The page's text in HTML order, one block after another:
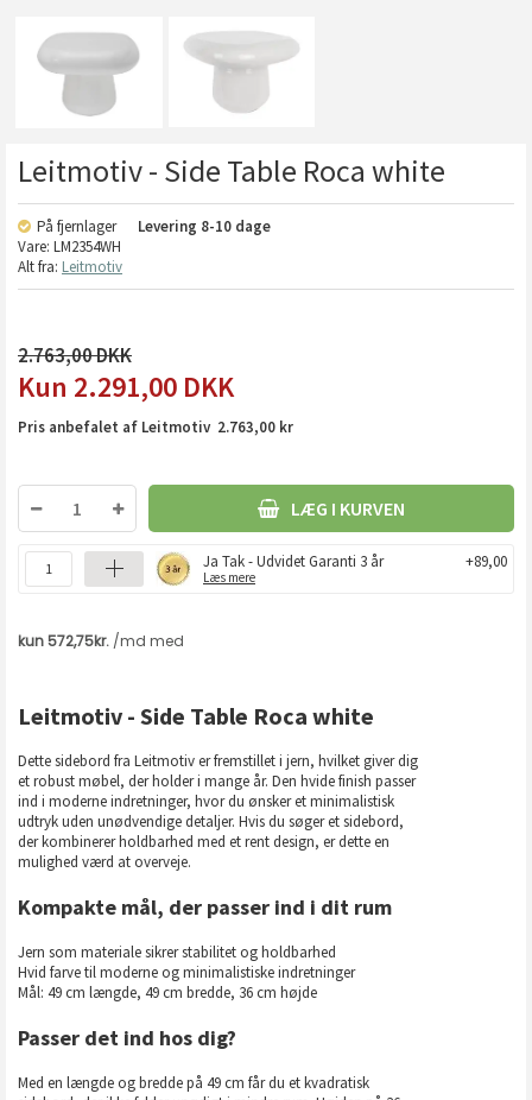
Leitmotiv - Side Table Roca white
På fjernlager Levering 8-10 dage
Vare: LM2354WH
Alt fra: Leitmotiv
2.763,00
2.291,00 DKK
Pris anbefalet af Leitmotiv 2.763,00 kr
LÆG I KURVEN
Ja Tak - Udvidet Garanti 3 år
Læs mere
+89,00
Leitmotiv - Side Table Roca white
Dette sidebord fra Leitmotiv er fremstillet i jern, hvilket giver dig
et robust møbel, der holder i mange år. Den hvide finish passer
ind i moderne indretninger, hvor du ønsker et minimalistisk
udtryk uden unødvendige detaljer. Hvis du søger et sidebord,
der kombinerer holdbarhed med et rent design, er dette en
mulighed værd at overveje.
Kompakte mål, der passer ind i dit rum
Jern som materiale sikrer stabilitet og holdbarhed
Hvid farve til moderne og minimalistiske indretninger
Mål: 49 cm længde, 49 cm bredde, 36 cm højde
Passer det ind hos dig?
Med en længde og bredde på 49 cm får du et kvadratisk